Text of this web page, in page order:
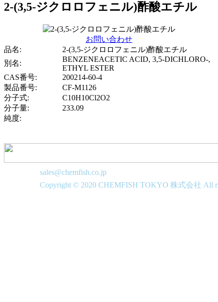
2-(3,5-ジクロロフェニル)酢酸エチル
お問い合わせ
品名:
2-(3,5-ジクロロフェニル)酢酸エチル
別名:
BENZENEACETIC ACID, 3,5-DICHLORO-,
ETHYL ESTER
CAS番号:
200214-60-4
製品番号:
CF-M1126
分子式:
C10H10Cl2O2
分子量:
233.09
純度:
sales@chemfish.co.jp
Copyright © 2020 CHEMFISH TOKYO 株式会社 All